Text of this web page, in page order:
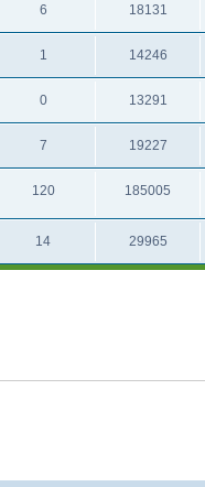
6 18131
1 14246
0 13291
7 19227
120 185005
14 29965